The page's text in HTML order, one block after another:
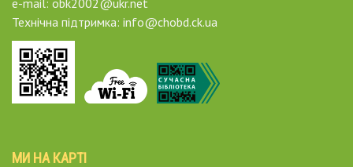
Технічна підтримка: info@chobd.ck.ua
МИ НА КАРТІ